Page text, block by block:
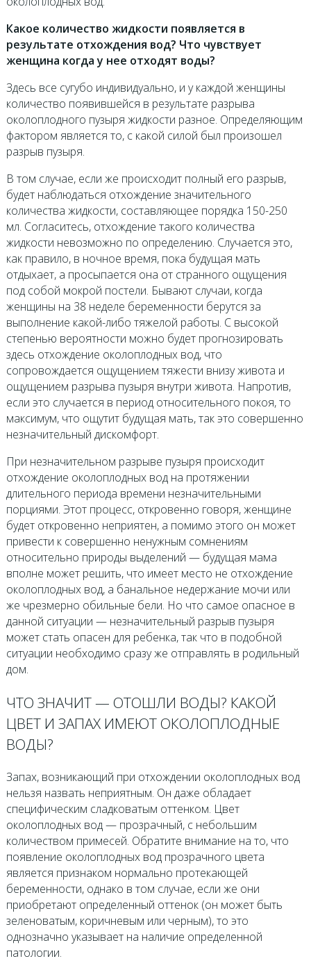
Какое количество жидкости появляется в
результате отхождения вод? Что чувствует
женщина когда у нее отходят воды?
Здесь все сугубо индивидуально, и у каждой женщины
количество появившейся в результате разрыва
околоплодного пузыря жидкости разное. Определяющим
фактором является то, с какой силой был произошел
разрыв пузыря.
В том случае, если же происходит полный его разрыв,
будет наблюдаться отхождение значительного
количества жидкости, составляющее порядка 150-250
мл. Согласитесь, отхождение такого количества
жидкости невозможно по определению. Случается это,
как правило, в ночное время, пока будущая мать
отдыхает, а просыпается она от странного ощущения
под собой мокрой постели. Бывают случаи, когда
женщины на 38 неделе беременности берутся за
выполнение какой-либо тяжелой работы. С высокой
степенью вероятности можно будет прогнозировать
здесь отхождение околоплодных вод, что
сопровождается ощущением тяжести внизу живота и
ощущением разрыва пузыря внутри живота. Напротив,
если это случается в период относительного покоя, то
максимум, что ощутит будущая мать, так это совершенно
незначительный дискомфорт.
При незначительном разрыве пузыря происходит
отхождение околоплодных вод на протяжении
длительного периода времени незначительными
порциями. Этот процесс, откровенно говоря, женщине
будет откровенно неприятен, а помимо этого он может
привести к совершенно ненужным сомнениям
относительно природы выделений — будущая мама
вполне может решить, что имеет место не отхождение
околоплодных вод, а банальное недержание мочи или
же чрезмерно обильные бели. Но что самое опасное в
данной ситуации — незначительный разрыв пузыря
может стать опасен для ребенка, так что в подобной
ситуации необходимо сразу же отправлять в родильный
дом.
ЧТО ЗНАЧИТ — ОТОШЛИ ВОДЫ? КАКОЙ
ЦВЕТ И ЗАПАХ ИМЕЮТ ОКОЛОПЛОДНЫЕ
ВОДЫ?
Запах, возникающий при отхождении околоплодных вод
нельзя назвать неприятным. Он даже обладает
специфическим сладковатым оттенком. Цвет
околоплодных вод — прозрачный, с небольшим
количеством примесей. Обратите внимание на то, что
появление околоплодных вод прозрачного цвета
является признаком нормально протекающей
беременности, однако в том случае, если же они
приобретают определенный оттенок (он может быть
зеленоватым, коричневым или черным), то это
однозначно указывает на наличие определенной
патологии.